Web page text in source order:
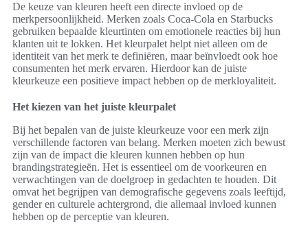
De keuze van kleuren heeft een directe invloed op de
merkpersoonlijkheid. Merken zoals Coca-Cola en Starbucks
gebruiken bepaalde kleurtinten om emotionele reacties bij hun
klanten uit te lokken. Het kleurpalet helpt niet alleen om de
identiteit van het merk te definiëren, maar beïnvloedt ook hoe
consumenten het merk ervaren. Hierdoor kan de juiste
kleurkeuze een positieve impact hebben op de merkloyaliteit.
Het kiezen van het juiste kleurpalet
Bij het bepalen van de juiste kleurkeuze voor een merk zijn
verschillende factoren van belang. Merken moeten zich bewust
zijn van de impact die kleuren kunnen hebben op hun
brandingstrategieën. Het is essentieel om de voorkeuren en
verwachtingen van de doelgroep in gedachten te houden. Dit
omvat het begrijpen van demografische gegevens zoals leeftijd,
gender en culturele achtergrond, die allemaal invloed kunnen
hebben op de perceptie van kleuren.